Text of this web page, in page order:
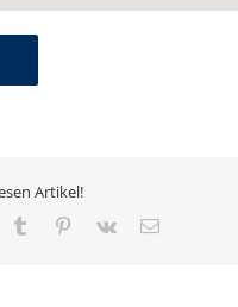
Artikel!
Tumblr Pinterest
Vk
E-